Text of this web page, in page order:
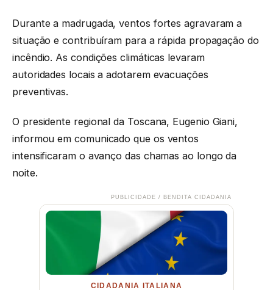
Durante a madrugada, ventos fortes agravaram a
situação e contribuíram para a rápida propagação do
incêndio. As condições climáticas levaram
autoridades locais a adotarem evacuações
preventivas.
O presidente regional da Toscana, Eugenio Giani,
informou em comunicado que os ventos
intensificaram o avanço das chamas ao longo da
noite.
PUBLICIDADE / BENDITA CIDADANIA
CIDADANIA ITALIANA